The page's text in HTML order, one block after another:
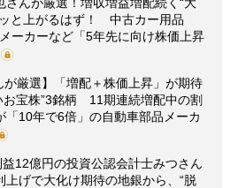
と上がるはず！ 中古カー用品
ーカーなど「5年先に向け株価上昇
が厳選】「増配＋株価上昇」が期待
お宝株”3銘柄 11期連続増配中の割
「10年で6倍」の自動車部品メーカ
12億円の投資公認会計士みつさん
上げで大化け期待の地銀から、“脱